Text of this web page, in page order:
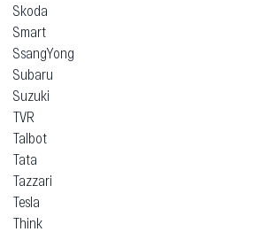
Skoda
Smart
SsangYong
Subaru
Suzuki
TVR
Talbot
Tata
Tazzari
Tesla
Think